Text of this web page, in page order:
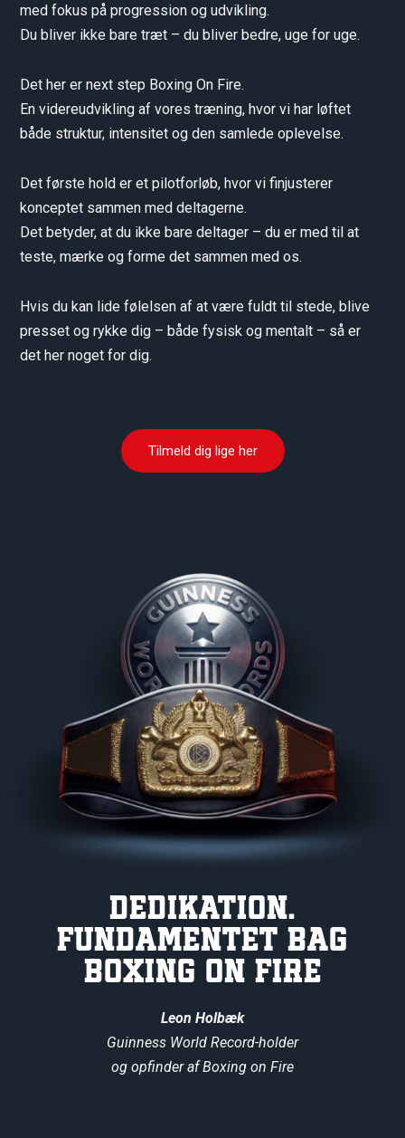
med fokus på progression og udvikling.
Du bliver ikke bare træt – du bliver bedre, uge for uge.
Det her er next step Boxing On Fire.
En videreudvikling af vores træning, hvor vi har løftet
både struktur, intensitet og den samlede oplevelse.
Det første hold er et pilotforløb, hvor vi finjusterer
konceptet sammen med deltagerne.
Det betyder, at du ikke bare deltager – du er med til at
teste, mærke og forme det sammen med os.
Hvis du kan lide følelsen af at være fuldt til stede, blive
presset og rykke dig – både fysisk og mentalt – så er
det her noget for dig.
Tilmeld dig lige her
DEDIKATION,
fundamentet bag
Boxing On Fire
Leon Holbæk
Guinness World Record-holder
og opfinder af Boxing on Fire